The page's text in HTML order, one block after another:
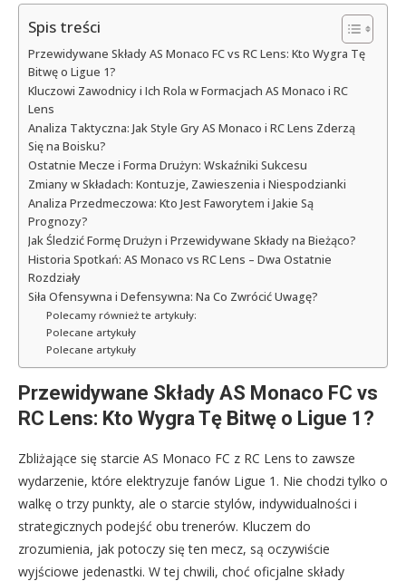
Spis treści
Przewidywane Składy AS Monaco FC vs RC Lens: Kto Wygra Tę
Bitwę o Ligue 1?
Kluczowi Zawodnicy i Ich Rola w Formacjach AS Monaco i RC
Lens
Analiza Taktyczna: Jak Style Gry AS Monaco i RC Lens Zderzą
Się na Boisku?
Ostatnie Mecze i Forma Drużyn: Wskaźniki Sukcesu
Zmiany w Składach: Kontuzje, Zawieszenia i Niespodzianki
Analiza Przedmeczowa: Kto Jest Faworytem i Jakie Są
Prognozy?
Jak Śledzić Formę Drużyn i Przewidywane Składy na Bieżąco?
Historia Spotkań: AS Monaco vs RC Lens – Dwa Ostatnie
Rozdziały
Siła Ofensywna i Defensywna: Na Co Zwrócić Uwagę?
Polecamy również te artykuły:
Polecane artykuły
Polecane artykuły
Przewidywane Składy AS Monaco FC vs
RC Lens: Kto Wygra Tę Bitwę o Ligue 1?
Zbliżające się starcie AS Monaco FC z RC Lens to zawsze
wydarzenie, które elektryzuje fanów Ligue 1. Nie chodzi tylko o
walkę o trzy punkty, ale o starcie stylów, indywidualności i
strategicznych podejść obu trenerów. Kluczem do
zrozumienia, jak potoczy się ten mecz, są oczywiście
wyjściowe jedenastki. W tej chwili, choć oficjalne składy